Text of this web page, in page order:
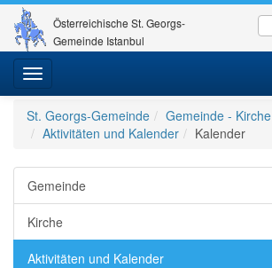
Österreichische St. Georgs-
Gemeinde Istanbul
Toggle
navigation
St. Georgs-Gemeinde
Gemeinde - Kirche
Aktivitäten und Kalender
Kalender
Gemeinde
Kirche
Aktivitäten und Kalender